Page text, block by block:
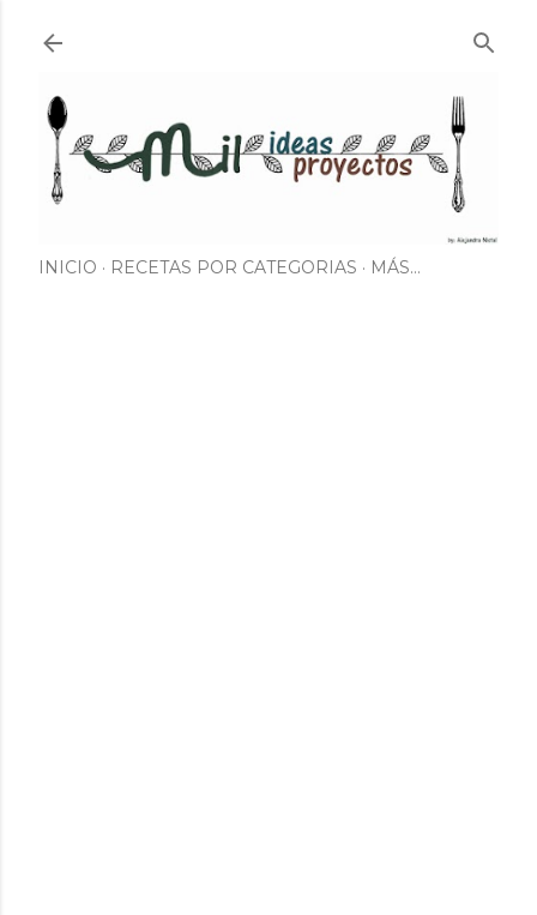
INICIO RECETAS POR CATEGORIAS MÁS…